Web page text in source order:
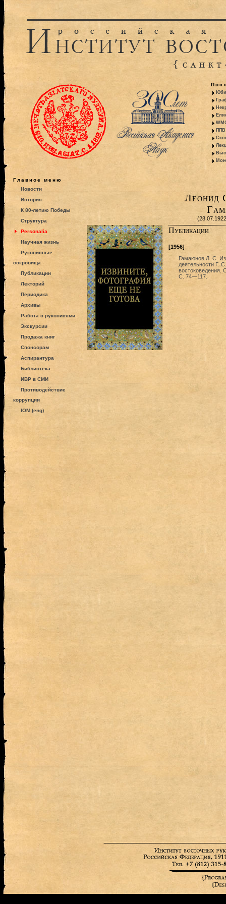
ППВ
Главное меню
Новости
История
К 80-летию Победы
Структура
Personalia
Научная жизнь
Рукописные
сокровища
Публикации
Лекторий
Периодика
Архивы
Работа с рукописями
Экскурсии
Продажа книг
Спонсорам
Аспирантура
Библиотека
ИВР в СМИ
Противодействие
коррупции
IOM (eng)
Леонид
Публикации
[1956]
Гамаюнов Л. С. Из
деятельности Г.
востоковедения.
С. 74—117.